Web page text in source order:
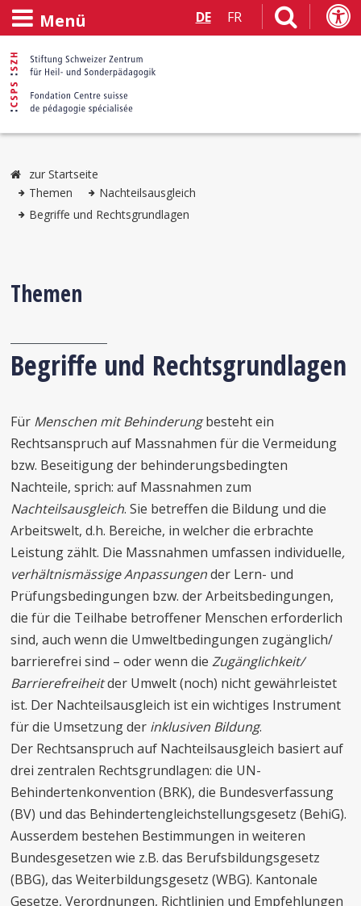
Menü DE FR
zur Startseite
Themen
Nachteilsausgleich
Begriffe und Rechtsgrundlagen
Themen
Begriffe und Rechtsgrundlagen
Für Menschen mit Behinderungbesteht ein
Rechtsanspruch auf Massnahmen für die Vermeidung
bzw. Beseitigung der behinderungsbedingten
Nachteile, sprich: auf Massnahmen zum
Nachteilsausgleich. Sie betreffen die Bildung und die
Arbeitswelt, d.h. Bereiche, in welcher die erbrachte
Leistung zählt. Die Massnahmen umfassen individuelle,
verhältnismässige Anpassungender Lern- und
Prüfungsbedingungen bzw. der Arbeitsbedingungen,
die für die Teilhabe betroffener Menschen erforderlich
sind, auch wenn die Umweltbedingungen zugänglich/
barrierefrei sind – oder wenn dieZugänglichkeit/
Barrierefreiheitder Umwelt (noch) nicht gewährleistet
ist. Der Nachteilsausgleich ist ein wichtiges Instrument
für die Umsetzung der inklusiven Bildung.
Der Rechtsanspruch auf Nachteilsausgleich basiert auf
drei zentralen Rechtsgrundlagen: die UN-
Behindertenkonvention (BRK), die Bundesverfassung
(BV) und das Behindertengleichstellungsgesetz (BehiG).
Ausserdem bestehen Bestimmungen in weiteren
Bundesgesetzen wie z.B. das Berufsbildungsgesetz
(BBG), das Weiterbildungsgesetz (WBG). Kantonale
Gesetze, Verordnungen, Richtlinien und Empfehlungen